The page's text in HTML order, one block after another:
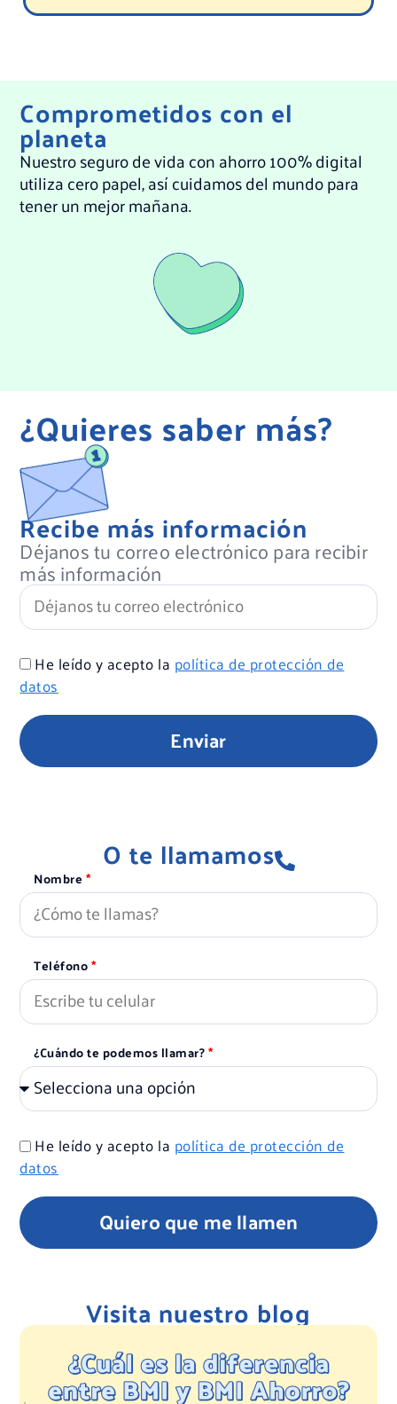
Comprometidos con el
planeta
Nuestro seguro de vida con ahorro 100% digital
utiliza cero papel, así cuidamos del mundo para
tener un mejor mañana.
¿Quieres saber más?
Recibe más información
Déjanos tu correo electrónico para recibir
más información
He leído y acepto la política de protección de
datos
Enviar
O te llamamos
Nombre
Teléfono
¿Cuándo te podemos llamar?
He leído y acepto la política de protección de
datos
Quiero que me llamen
Visita nuestro blog